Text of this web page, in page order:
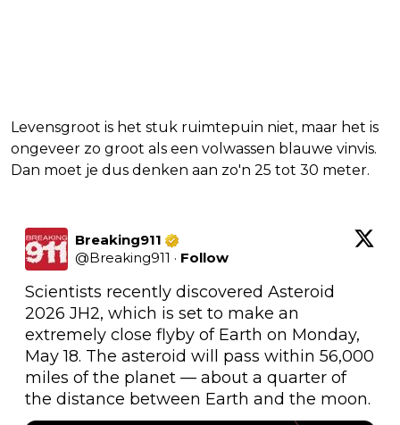
Levensgroot is het stuk ruimtepuin niet, maar het is
ongeveer zo groot als een volwassen blauwe vinvis.
Dan moet je dus denken aan zo'n 25 tot 30 meter.
Breaking911
@Breaking911 · Follow
Scientists recently discovered Asteroid
2026 JH2, which is set to make an
extremely close flyby of Earth on Monday,
May 18. The asteroid will pass within 56,000
miles of the planet — about a quarter of
the distance between Earth and the moon.